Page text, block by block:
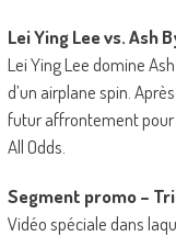
Lei Ying Lee vs. Ash
Lei Ying Lee domine
d’un airplane spin.
futur affrontement pour
All Odds.
Segment promo –
Vidéo spéciale dans